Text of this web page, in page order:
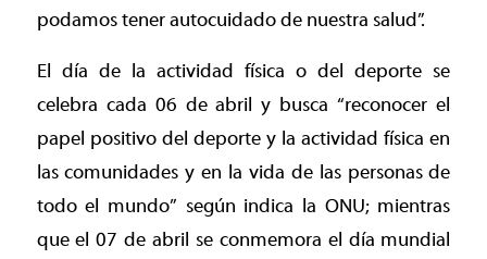
podamos tener autocuidado de nuestra salud”.
El día de la actividad física o del deporte se
celebra cada 06 de abril y busca “reconocer el
papel positivo del deporte y la actividad física en
las comunidades y en la vida de las personas de
todo el mundo” según indica la ONU; mientras
que el 07 de abril se conmemora el día mundial